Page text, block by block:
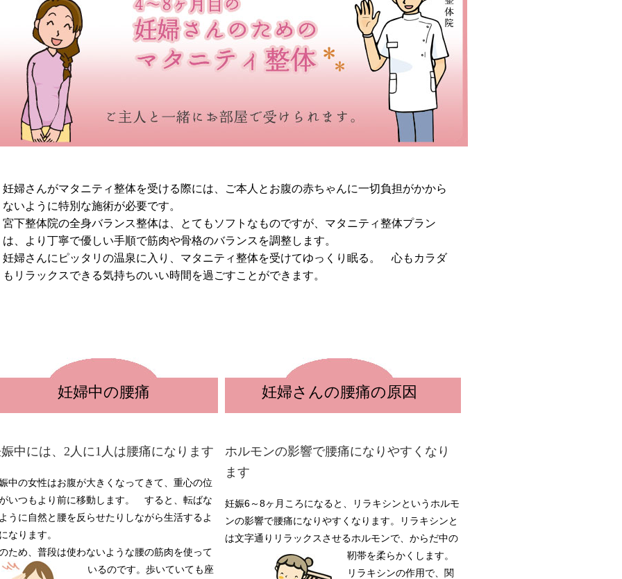
妊婦さんがマタニティ整体を受ける際には、ご本人とお腹の赤ちゃんに一切負担がかから
ないように特別な施術が必要です。
宮下整体院の全身バランス整体は、とてもソフトなものですが、マタニティ整体プラン
は、より丁寧で優しい手順で筋肉や骨格のバランスを調整します。
妊婦さんにピッタリの温泉に入り、マタニティ整体を受けてゆっくり眠る。 心もカラダ
もリラックスできる気持ちのいい時間を過ごすことができます。
妊婦中の腰痛 妊婦さんの腰痛の原因
中には、2人に1人は腰痛になります
中の女性はお腹が大きくなってきて、重心の位
いつもより前に移動します。 すると、転ばな
うに自然と腰を反らせたりしながら生活するよ
なります。
ため、普段は使わないような腰の筋肉を使って
いるのです。 歩いていても座
ホルモンの影響で腰痛になりやすくなり
ます
妊娠6～8ヶ月ころになると、リラキシンというホルモ
ンの影響で腰痛になりやすくなります。リラキシンと
は文字通りリラックスさせるホルモンで、からだ中の
靭帯を柔らかくします。
リラキシンの作用で、関